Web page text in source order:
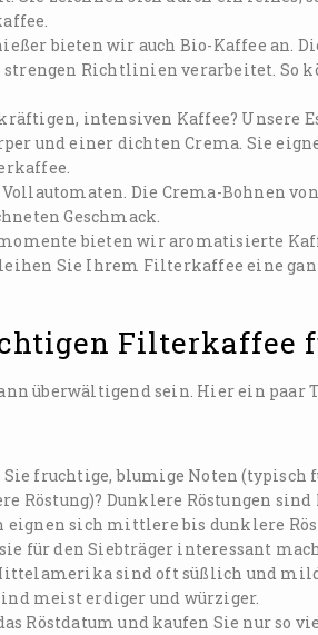
bieten wir auch Bio-Kaffee an.
strengen Richtlinien verarbeitet.
intensiven Kaffee? Unsere
und einer dichten Crema. Sie
Die Crema-Bohnen
Geschmack.
bieten wir aromatisierte
Sie Ihrem Filterkaffee eine
Filterkaffee
überwältigend sein. Hier ein
Sie fruchtige, blumige Noten (typisch
Röstung)? Dunklere Röstungen
sich mittlere bis dunklere
für den Siebträger interessant
sind oft süßlich und
meist erdiger und würziger.
Röstdatum und kaufen Sie nur so